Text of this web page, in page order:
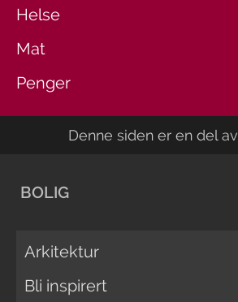
Helse
Mat
Penger
Denne siden er en del av
BOLIG
Arkitektur
Bli inspirert